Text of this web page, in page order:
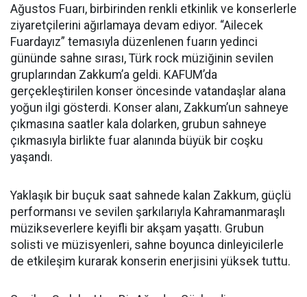
Ağustos Fuarı, birbirinden renkli etkinlik ve konserlerle
ziyaretçilerini ağırlamaya devam ediyor. “Ailecek
Fuardayız” temasıyla düzenlenen fuarın yedinci
gününde sahne sırası, Türk rock müziğinin sevilen
gruplarından Zakkum’a geldi. KAFUM’da
gerçekleştirilen konser öncesinde vatandaşlar alana
yoğun ilgi gösterdi. Konser alanı, Zakkum’un sahneye
çıkmasına saatler kala dolarken, grubun sahneye
çıkmasıyla birlikte fuar alanında büyük bir coşku
yaşandı.
Yaklaşık bir buçuk saat sahnede kalan Zakkum, güçlü
performansı ve sevilen şarkılarıyla Kahramanmaraşlı
müzikseverlere keyifli bir akşam yaşattı. Grubun
solisti ve müzisyenleri, sahne boyunca dinleyicilerle
de etkileşim kurarak konserin enerjisini yüksek tuttu.